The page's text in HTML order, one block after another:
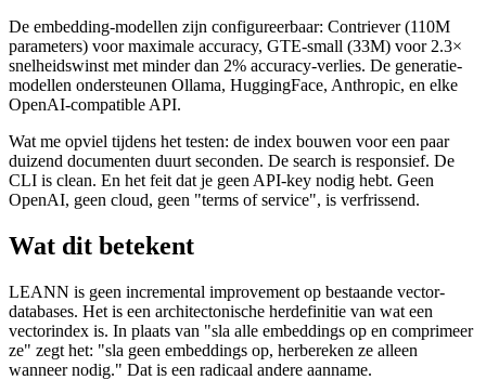
De embedding-modellen zijn configureerbaar: Contriever (110M
parameters) voor maximale accuracy, GTE-small (33M) voor 2.3×
snelheidswinst met minder dan 2% accuracy-verlies. De generatie-
modellen ondersteunen Ollama, HuggingFace, Anthropic, en elke
OpenAI-compatible API.
Wat me opviel tijdens het testen: de index bouwen voor een paar
duizend documenten duurt seconden. De search is responsief. De
CLI is clean. En het feit dat je geen API-key nodig hebt. Geen
OpenAI, geen cloud, geen "terms of service", is verfrissend.
Wat dit betekent
LEANN is geen incremental improvement op bestaande vector-
databases. Het is een architectonische herdefinitie van wat een
vectorindex is. In plaats van "sla alle embeddings op en comprimeer
ze" zegt het: "sla geen embeddings op, herbereken ze alleen
wanneer nodig." Dat is een radicaal andere aanname.